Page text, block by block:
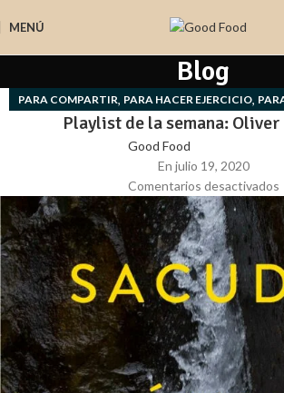
MENÚ
Blog
PARA COMPARTIR, PARA HACER EJERCICIO,
Playlist de la semana:
Good Food
En julio 19, 2020
Comentarios desactivados